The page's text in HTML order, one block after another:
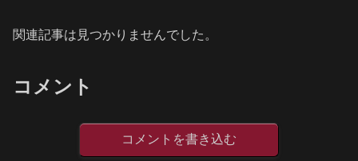
関連記事は見つかりませんでした。
コメント
コメントを書き込む